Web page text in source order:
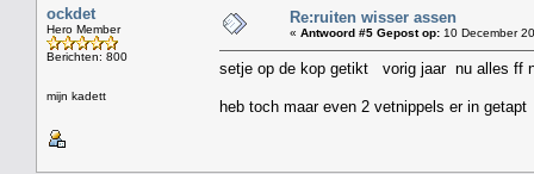
ockdet
Hero Member
Berichten: 800
mijn kadett
Re:ruiten wisser assen
« Antwoord #5 Gepost op: 10 December
setje op de kop getikt vorig jaar nu alles ff
heb toch maar even 2 vetnippels er in getapt